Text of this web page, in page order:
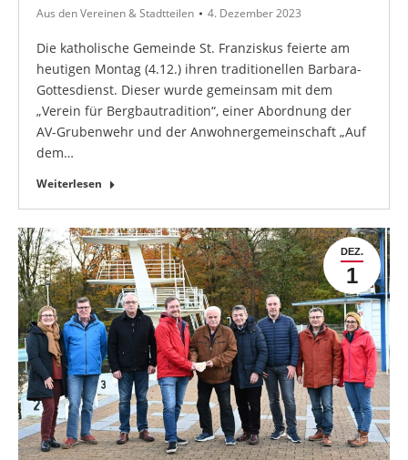
Aus den Vereinen & Stadtteilen 4. Dezember 2023
Die katholische Gemeinde St. Franziskus feierte am
heutigen Montag (4.12.) ihren traditionellen Barbara-
Gottesdienst. Dieser wurde gemeinsam mit dem
„Verein für Bergbautradition“, einer Abordnung der
AV-Grubenwehr und der Anwohnergemeinschaft „Auf
dem…
Weiterlesen
DEZ.
1